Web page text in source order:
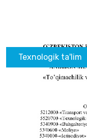
Texnologik ta'lim